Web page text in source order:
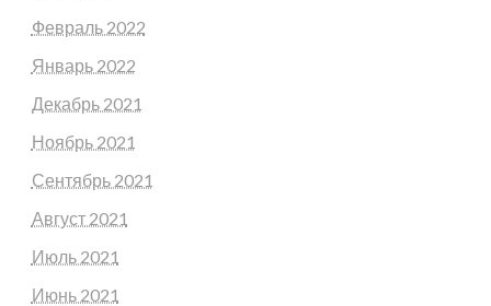
Февраль 2022
Январь 2022
Декабрь 2021
Ноябрь 2021
Сентябрь 2021
Август 2021
Июль 2021
Июнь 2021